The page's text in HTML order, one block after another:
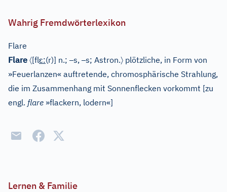
Wahrig Fremdwörterlexikon
Flare
Flare 〈[flɛ:(r)] n.;–s,–s; Astron.〉 plötzliche, in Form von
»Feuerlanzen« auftretende, chromosphärische Strahlung,
die im Zusammenhang mit Sonnenflecken vorkommt [zu
engl. flare »flackern, lodern«]
Lernen & Familie